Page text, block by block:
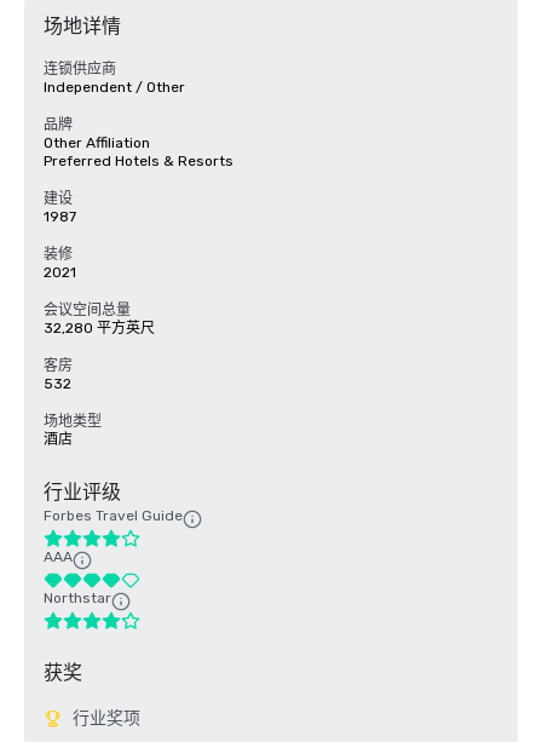
场地详情
连锁供应商
Independent / Other
品牌
Other Affiliation
Preferred Hotels & Resorts
建设
1987
装修
2021
会议空间总量
32,280 平方英尺
客房
532
场地类型
酒店
行业评级
Forbes Travel Guide
AAA
Northstar
获奖
行业奖项